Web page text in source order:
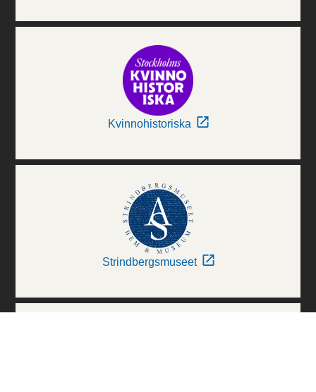
Kvinnohistoriska
Strindbergsmuseet